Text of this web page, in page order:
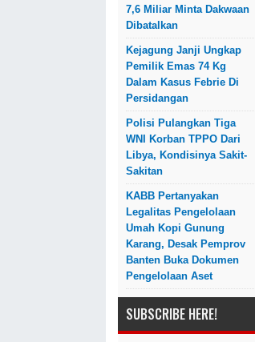
7,6 Miliar Minta Dakwaan
Dibatalkan
Kejagung Janji Ungkap
Pemilik Emas 74 Kg
Dalam Kasus Febrie Di
Persidangan
Polisi Pulangkan Tiga
WNI Korban TPPO Dari
Libya, Kondisinya Sakit-
Sakitan
KABB Pertanyakan
Legalitas Pengelolaan
Umah Kopi Gunung
Karang, Desak Pemprov
Banten Buka Dokumen
Pengelolaan Aset
SUBSCRIBE HERE!